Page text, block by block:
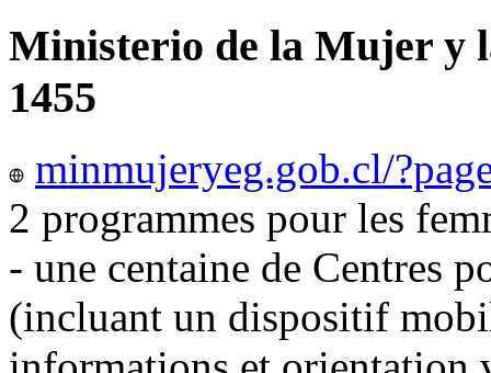
Ministerio de la Mujer y
1455
minmujeryeg.gob.cl/
2 programmes pour les
- une centaine de Centres
(incluant un dispositif